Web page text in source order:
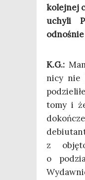
kolej­nej
uchy­li
K.G.:
ni­cy nie
tomy i
z
o